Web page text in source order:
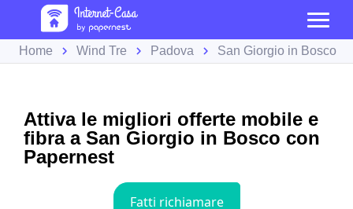
Home Wind Tre Padova San Giorgio in Bosco